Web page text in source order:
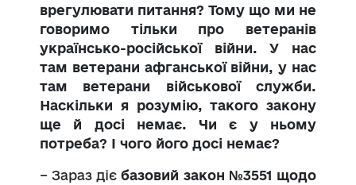
врегулювати питання? Тому що ми не
говоримо тільки про ветеранів
українсько-російської війни. У нас
там ветерани афганської війни, у нас
там ветерани військової служби.
Наскільки я розумію, такого закону
ще й досі немає. Чи є у ньому
потреба? І чого його досі немає?
– Зараз діє базовий закон №3551 щодо